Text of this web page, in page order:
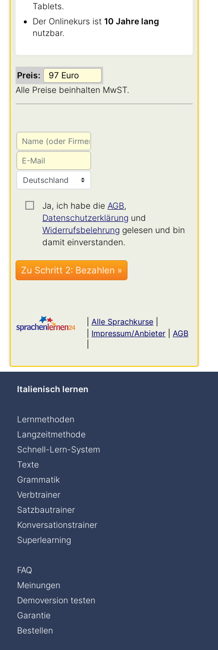
Tablets.
Der Onlinekurs ist 10 Jahre lang
nutzbar.
Preis:
Alle Preise beinhalten MwST.
Ja, ich habe die AGB,
Datenschutzerklärung und
Widerrufsbelehrung gelesen und bin
damit einverstanden.
Alle Sprachkurse
Impressum/Anbieter
AGB
Italienisch lernen
Lernmethoden
Langzeitmethode
Schnell-Lern-System
Texte
Grammatik
Verbtrainer
Satzbautrainer
Konversationstrainer
Superlearning
FAQ
Meinungen
Demoversion testen
Garantie
Bestellen